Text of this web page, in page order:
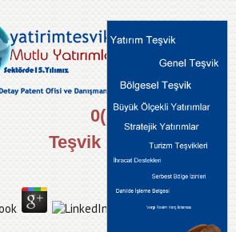
0(312) 434 44 00
Teşvik Danışma Hattı